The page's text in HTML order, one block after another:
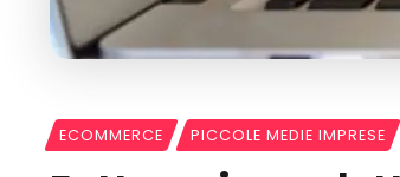
ECOMMERCE PICCOLE MEDIE IMPRESE